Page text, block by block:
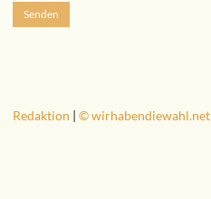
Redaktion | © wirhabendiewahl.net